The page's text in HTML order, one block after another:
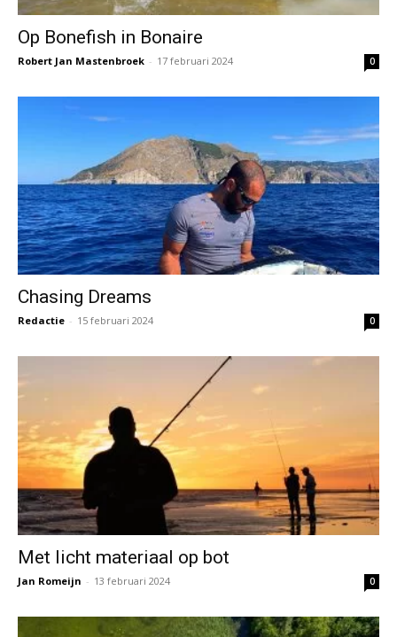
Op Bonefish in Bonaire
Robert Jan Mastenbroek - 17 februari 2024 0
Chasing Dreams
Redactie - 15 februari 2024 0
Met licht materiaal op bot
Jan Romeijn - 13 februari 2024 0